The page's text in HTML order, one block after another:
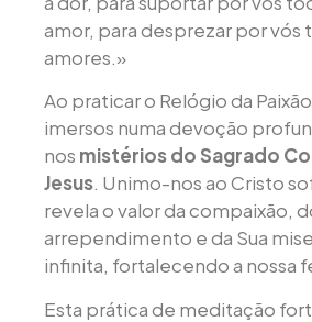
amor, para desprezar por vós
amores.»
Ao praticar o Relógio da
imersos numa devoção
nos mistérios do Sagrado
Jesus. Unimo-nos ao Cristo
revela o valor da compaixão,
arrependimento e da Sua
infinita, fortalecendo a nossa
Esta prática de meditação